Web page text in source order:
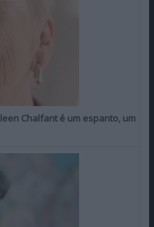
Chalfant é um espanto, um